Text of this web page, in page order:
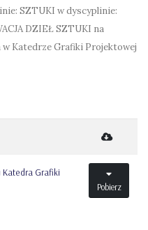
SZTUKI w dyscyplinie:
DZIEŁ SZTUKI na
Katedrze Grafiki Projektowej
Grafiki
Pobierz